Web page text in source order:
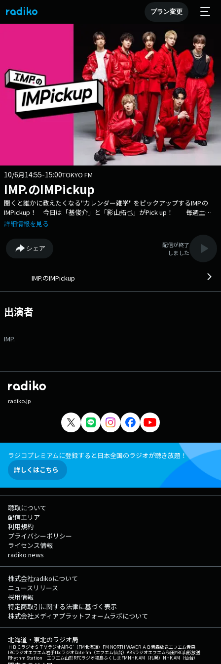
プラン変更
10/6月14:55-15:00TOKYO FM
IMP.のIMPickup
聞くと誰かに教えたくなる"カレンダー雑学" をピックアップするIMP.の
IMPickup！ 今日は「基俊介」と「影山拓也」がPick up！ 毎週土曜
14:55には、TFMPodcast他にてアフタートークを配信！ 番組へのメッセ
https://www.tfm.co.jp/podcast/imp メッセージフォーム：
https://www.tfm.co.jp/f/imp/message Xハッシュタグは
「#IMPickup」 Xアカウントは「@7mpickup_tfm」
詳細情報を見る
シェア
配信が終了
しました
IMP.のIMPickup
出演者
IMP.
radiko.jp
ラジコプレミアムに登録すると日本全国のラジオが聴き放題！
詳しくはこちら
聴取について
配信エリア
利用規約
プライバシーポリシー
ライセンス情報
radiko news
株式会社radikoについて
ニュースリリース
採用情報
特定商取引に関する法律に基づく表示
株式会社メディアプラットフォームラボについて
北海道・東北のラジオ局
ＨＢＣラジオＳＴＶラジオAIR-G'（FM北海道） FM NORTH WAVEＲＡＢ青森放送エフエム青森
IBCラジオエフエム岩手tbcラジオDate fm（エフエム仙台） ABSラジオエフエム秋田YBC山形放送
Rhythm Station エフエム山形RFCラジオ福島ふくしまFMNHK AM（札幌） NHK AM（仙台）